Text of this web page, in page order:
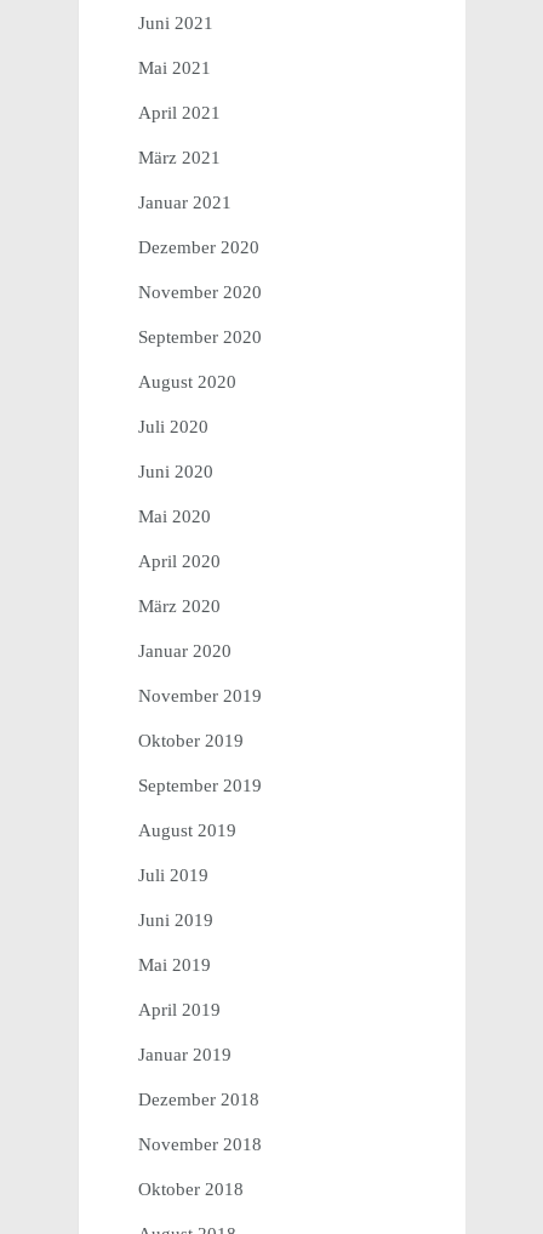
Juni 2021
Mai 2021
April 2021
März 2021
Januar 2021
Dezember 2020
November 2020
September 2020
August 2020
Juli 2020
Juni 2020
Mai 2020
April 2020
März 2020
Januar 2020
November 2019
Oktober 2019
September 2019
August 2019
Juli 2019
Juni 2019
Mai 2019
April 2019
Januar 2019
Dezember 2018
November 2018
Oktober 2018